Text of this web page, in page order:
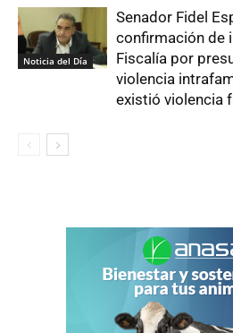
Noticia del Día
Senador Fidel
confirmación de
Fiscalía por
violencia
existió violencia